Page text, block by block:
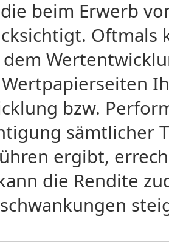
beim Erwerb
Oftmals
bzw.
sämtlicher
ergibt,
die Rendite